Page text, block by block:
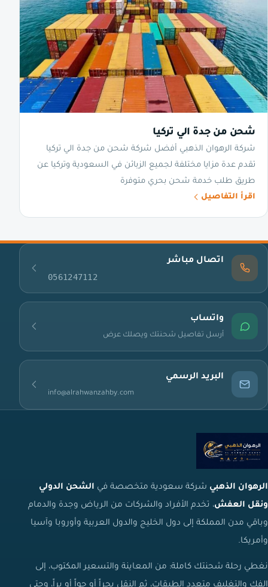
شحن من جدة الي تركيا
شركة الرهوان الذهبي أفضل شركة شحن من جدة الي تركيا
تقدم عدة مزايا مختلفة لجميع الزبائن في السعودية وتركيا عن
طريق طلب خدمة شحن بحري متوفرة
اقرأ التفاصيل
اتصال مباشر
0561247112
واتساب
أرسل تفاصيل شحنتك ويصلك عرض
البريد الرسمي
info@alrahwanzahby.com
الرهوان الذهبي شركة سعودية متخصصة في الشحن الدولي
ونقل العفش، تخدم الأفراد والشركات من الرياض وجدة والدمام
وباقي مدن المملكة إلى دول الخليج والدول العربية وأوروبا وآسيا
وأمريكا.
نغطي رحلة شحنتك كاملة: من المعاينة والتسعير المكتوب، إلى
الفك والتغليف متعدد الطبقات، ثم النقل بحراً أو جواً أو براً، وحتى